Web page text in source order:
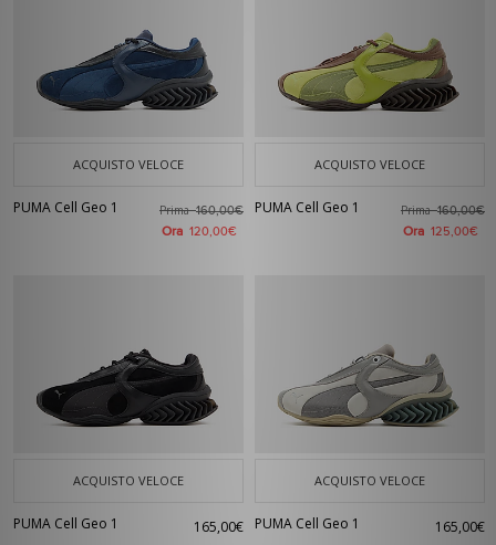
ACQUISTO VELOCE
PUMA Cell Geo 1 Prima160,00€
Ora 120,00€
ACQUISTO VELOCE
PUMA Cell Geo 1 Prima160,00€
Ora 125,00€
ACQUISTO VELOCE
PUMA Cell Geo 1 165,00€
ACQUISTO VELOCE
PUMA Cell Geo 1 165,00€